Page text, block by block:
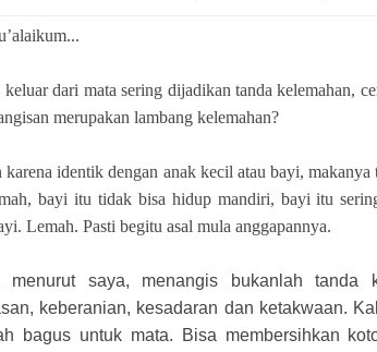
dari mata sering dijadikan tanda kelemahan,
merupakan lambang kelemahan?
identik dengan anak kecil atau bayi,
bayi itu tidak bisa hidup mandiri, bayi itu
Lemah. Pasti begitu asal mula anggapannya.
menurut saya, menangis bukanlah tanda
keberanian, kesadaran dan ketakwaan.
bagus untuk mata. Bisa membersihkan